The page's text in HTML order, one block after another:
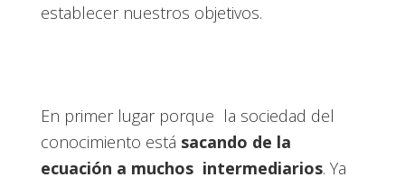
establecer nuestros objetivos.
En primer lugar porque la sociedad del
conocimiento está sacando de la
ecuación a muchos intermediarios. Ya